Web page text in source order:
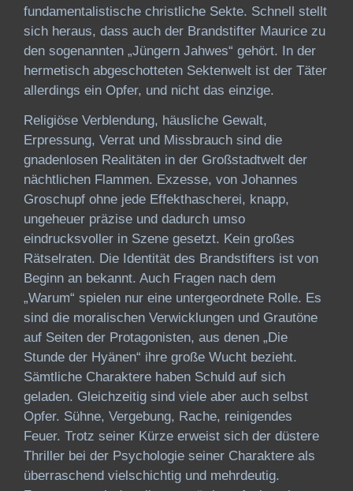
fundamentalistische christliche Sekte. Schnell stellt
sich heraus, dass auch der Brandstifter Maurice zu
den sogenannten „Jüngern Jahwes“ gehört. In der
hermetisch abgeschotteten Sektenwelt ist der Täter
allerdings ein Opfer, und nicht das einzige.
Religiöse Verblendung, häusliche Gewalt,
Erpressung, Verrat und Missbrauch sind die
gnadenlosen Realitäten in der Großstadtwelt der
nächtlichen Flammen. Exzesse, von Johannes
Groschupf ohne jede Effekthascherei, knapp,
ungeheuer präzise und dadurch umso
eindrucksvoller in Szene gesetzt. Kein großes
Rätselraten. Die Identität des Brandstifters ist von
Beginn an bekannt. Auch Fragen nach dem
„Warum“ spielen nur eine untergeordnete Rolle. Es
sind die moralischen Verwicklungen und Grautöne
auf Seiten der Protagonisten, aus denen „Die
Stunde der Hyänen“ ihre große Wucht bezieht.
Sämtliche Charaktere haben Schuld auf sich
geladen. Gleichzeitig sind viele aber auch selbst
Opfer. Sühne, Vergebung, Rache, reinigendes
Feuer. Trotz seiner Kürze erweist sich der düstere
Thriller bei der Psychologie seiner Charaktere als
überraschend vielschichtig und mehrdeutig.